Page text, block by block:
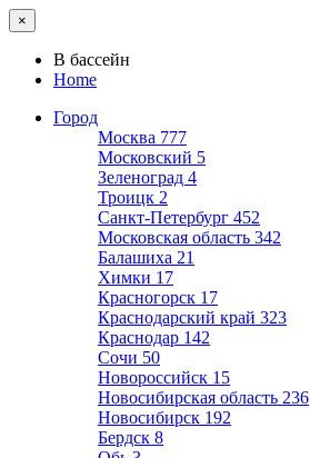
×
В бассейн
Home
Город
Москва 777
Московский 5
Зеленоград 4
Троицк 2
Санкт-Петербург 452
Московская область 342
Балашиха 21
Химки 17
Красногорск 17
Краснодарский край 323
Краснодар 142
Сочи 50
Новороссийск 15
Новосибирская область 236
Новосибирск 192
Бердск 8